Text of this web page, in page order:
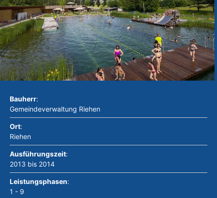
Bauherr:
Gemeindeverwaltung Riehen
Ort:
Riehen
Ausführungszeit:
2013 bis 2014
Leistungsphasen:
1 - 9